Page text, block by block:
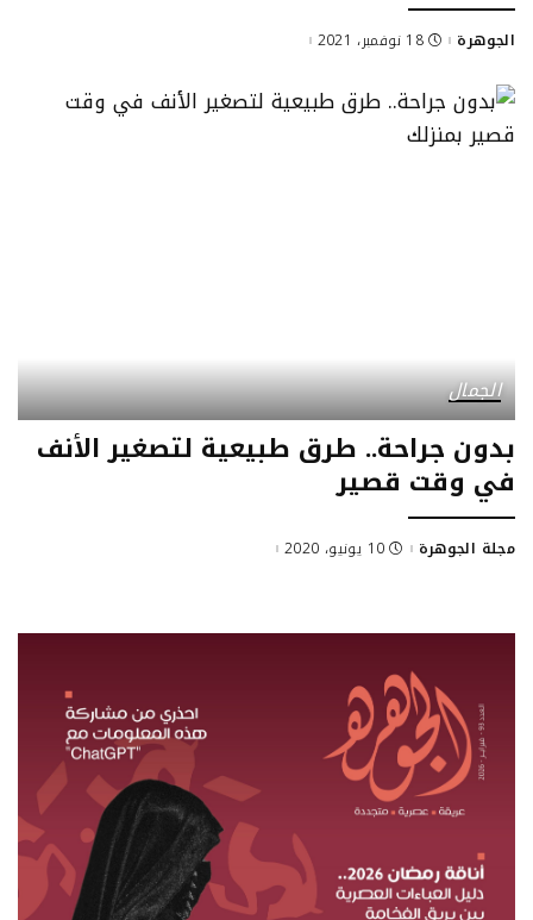
Posted
الجوهرة 18 نوفمبر، 2021
الجمال
بدون جراحة.. طرق طبيعية لتصغير الأنف
في وقت قصير
Posted
مجلة الجوهرة 10 يونيو، 2020